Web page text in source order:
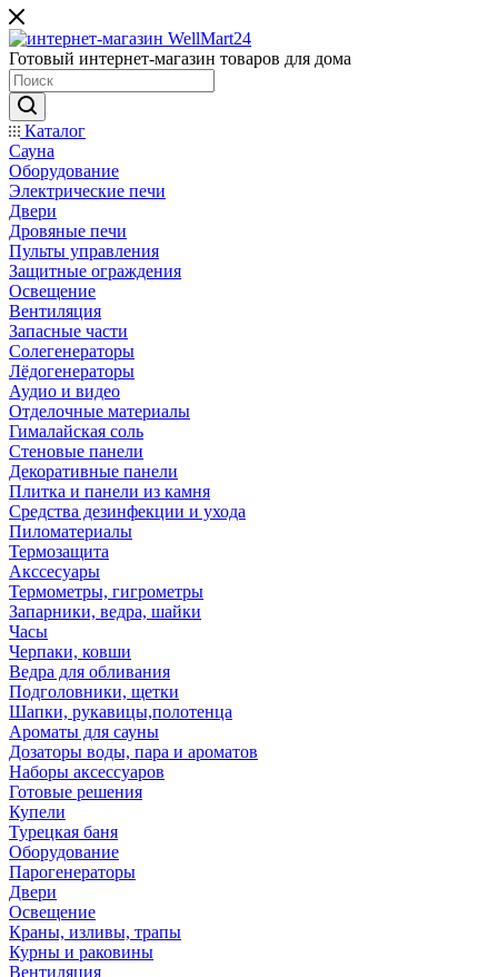
Готовый интернет-магазин товаров для дома
Каталог
Сауна
Оборудование
Электрические печи
Двери
Дровяные печи
Пульты управления
Защитные ограждения
Освещение
Вентиляция
Запасные части
Солегенераторы
Лёдогенераторы
Аудио и видео
Отделочные материалы
Гималайская соль
Стеновые панели
Декоративные панели
Плитка и панели из камня
Средства дезинфекции и ухода
Пиломатериалы
Термозащита
Аксcесуары
Термометры, гигрометры
Запарники, ведра, шайки
Часы
Черпаки, ковши
Ведра для обливания
Подголовники, щетки
Шапки, рукавицы,полотенца
Ароматы для сауны
Дозаторы воды, пара и ароматов
Наборы аксессуаров
Готовые решения
Купели
Турецкая баня
Оборудование
Парогенераторы
Двери
Освещение
Краны, изливы, трапы
Курны и раковины
Вентиляция